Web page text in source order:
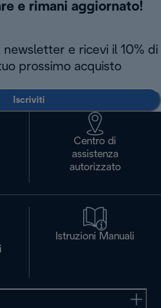
e rimani aggiornato!
newsletter e ricevi il 10% di
prossimo acquisto
Iscriviti
Centro di
assistenza
autorizzato
Istruzioni Manuali